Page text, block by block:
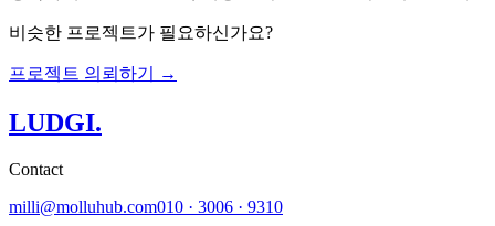
비슷한 프로젝트가 필요하신가요?
프로젝트 의뢰하기 →
LUDGI.
Contact
milli@molluhub.com010 · 3006 · 9310